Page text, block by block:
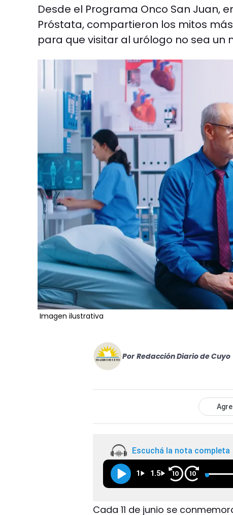
Desde el Programa Onco San Juan,
Próstata, compartieron los mitos
para que visitar al urólogo no sea un
Imagen ilustrativa
Por Redacción Diario de Cuyo
Escuchá la nota completa
1 1.5 10 10
Cada 11 de junio se